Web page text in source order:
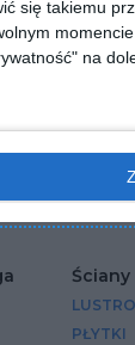
się takiemu
na
do ulubionych
3d na
Ściany
LUSTRO
PŁYTKI